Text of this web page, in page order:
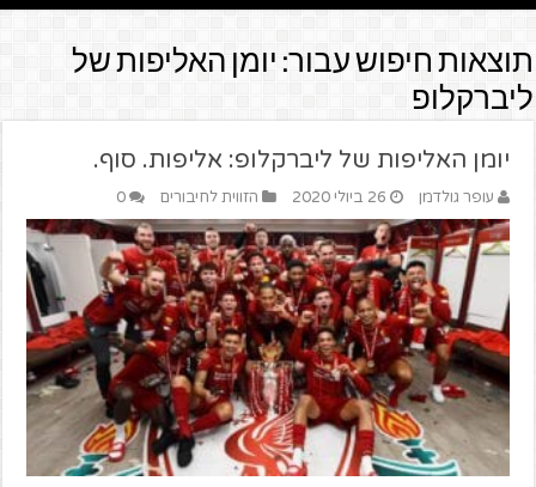
תוצאות חיפוש עבור: יומן האליפות של
ליברקלופ
יומן האליפות של ליברקלופ: אליפות. סוף.
עופר גולדמן 26 ביולי 2020 הזווית לחיבורים 0